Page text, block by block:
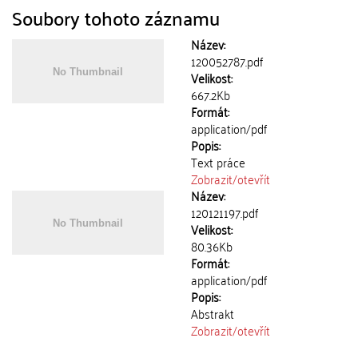
Soubory tohoto záznamu
Název:
120052787.pdf
Velikost:
667.2Kb
Formát:
application/pdf
Popis:
Text práce
Zobrazit/otevřít
Název:
120121197.pdf
Velikost:
80.36Kb
Formát:
application/pdf
Popis:
Abstrakt
Zobrazit/otevřít